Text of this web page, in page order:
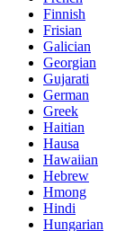
Finnish
Frisian
Galician
Georgian
Gujarati
German
Greek
Haitian
Hausa
Hawaiian
Hebrew
Hmong
Hindi
Hungarian